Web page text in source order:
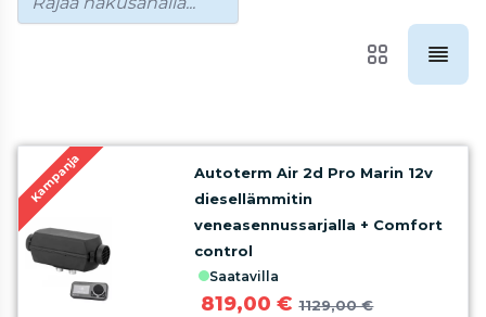
Kampanja
Autoterm Air 2d Pro Marin 12v
diesellämmitin
veneasennussarjalla + Comfort
control
saatavilla
819,00 € 1129,00 €